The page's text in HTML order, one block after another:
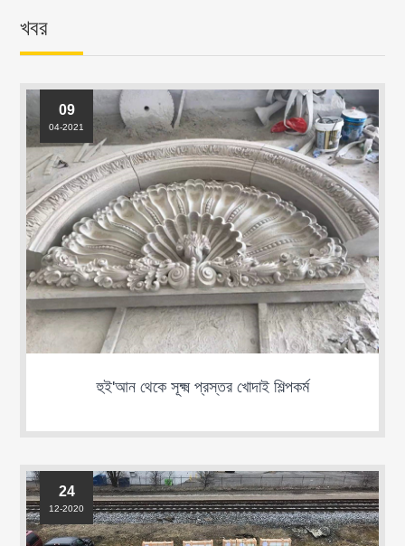
খবর
হুই'আন থেকে সূক্ষ্ম প্রস্তর খোদাই শিল্পকর্ম
09
04-2021
24
12-2020